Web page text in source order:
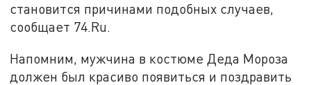
становится причинами подобных случаев,
сообщает 74.Ru.
Напомним, мужчина в костюме Деда Мороза
должен был красиво появиться и поздравить